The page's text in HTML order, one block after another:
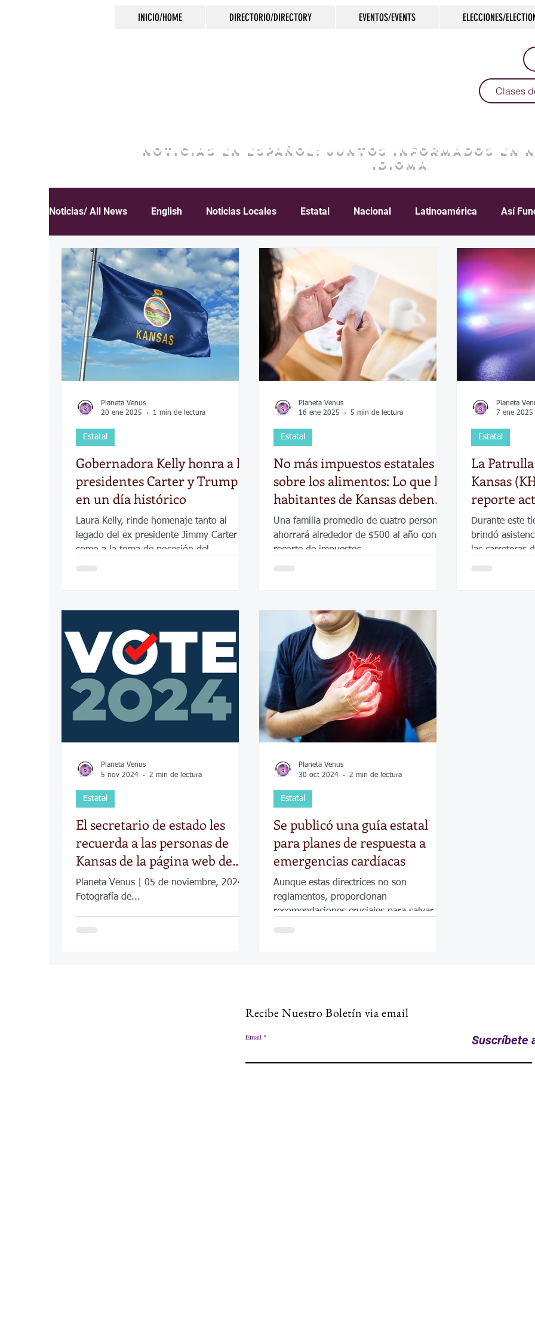
INICIO/HOME DIRECTORIO/DIRECTORY EVENTOS/EVENTS ELECCIONES/
Clases
NOTICIAS EN ESPAÑOL: JUNTOS INFORMADOS EN
IDIOMA
Noticias/ All News English Noticias Locales Estatal Nacional Latinoamérica Así
Español Educación Inmigración Crimen Arte & Cultura
COVID-19 Política Tecnología Economía Elecciones Clima Vivienda
Desamparados Carreteras Comunidad Historias que inspiran Gobierno
Gobernadora Kelly honra a los
presidentes Carter y Trump
en un día histórico
Laura Kelly, rinde homenaje tanto al
legado del ex presidente Jimmy Carter
como a la toma de posesión del
Estatal
Planeta Venus
20 ene 2025
1 min de lectura
No más impuestos estatales
sobre los alimentos: Lo que los
habitantes de Kansas deben
saber
Una familia promedio de cuatro personas
ahorrará alrededor de $500 al año con el
recorte de impuestos.
Estatal
Planeta Venus
16 ene 2025
5 min de lectura
La
Kansas
reporte
nuevo
Durante este
brindó
las carreteras
Estatal
Planeta
7 ene 2025
El secretario de estado les
recuerda a las personas de
Kansas de la página web de
informes de la noche electoral
Planeta Venus | 05 de noviembre, 2024
Fotografía de...
Estatal
Planeta Venus
5 nov 2024
2 min de lectura
Se publicó una guía estatal
para planes de respuesta a
emergencias cardíacas
Aunque estas directrices no son
reglamentos, proporcionan
recomendaciones cruciales para salvar
Estatal
Planeta Venus
30 oct 2024
2 min de lectura
Recibe Nuestro Boletín via email
Email Suscríbete